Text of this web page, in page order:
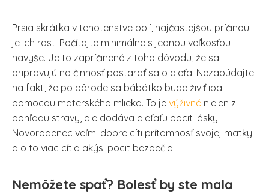
Prsia skrátka v tehotenstve bolí, najčastejšou príčinou
je ich rast. Počítajte minimálne s jednou veľkosťou
navyše. Je to zapríčinené z toho dôvodu, že sa
pripravujú na činnosť postarať sa o dieťa. Nezabúdajte
na fakt, že po pôrode sa bábätko bude živiť iba
pomocou materského mlieka. To je výživné nielen z
pohľadu stravy, ale dodáva dieťaťu pocit lásky.
Novorodenec veľmi dobre cíti prítomnosť svojej matky
a o to viac cítia akýsi pocit bezpečia.
Nemôžete spať? Bolesť by ste mala